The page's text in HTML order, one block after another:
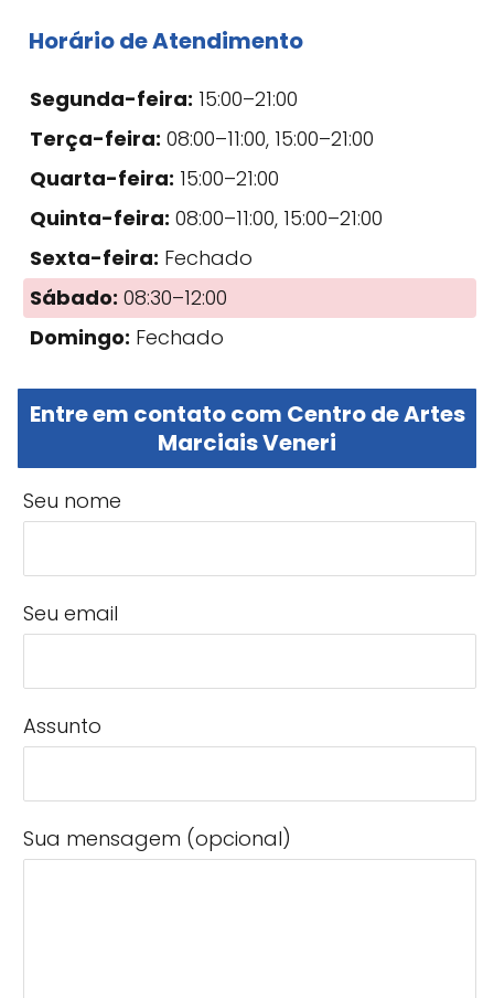
Horário de Atendimento
Segunda-feira: 15:00–21:00
Terça-feira: 08:00–11:00, 15:00–21:00
Quarta-feira: 15:00–21:00
Quinta-feira: 08:00–11:00, 15:00–21:00
Sexta-feira: Fechado
Sábado: 08:30–12:00
Domingo: Fechado
Entre em contato com Centro de Artes
Marciais Veneri
Seu nome
Seu email
Assunto
Sua mensagem (opcional)